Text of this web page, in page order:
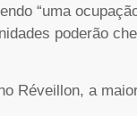
“uma
poderão
Réveillon, a